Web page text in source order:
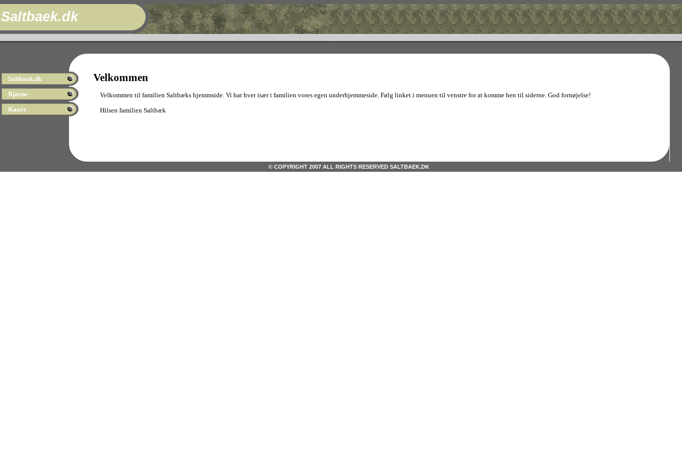
Saltbaek.dk
Saltbaek.dk
Bjarne
Kaare
Velkommen
Velkommen til familien Saltbæks hjemmside. Vi har hver især i familien vores egen underhjemmeside. Følg linket i menuen til venstre for at komme hen til siderne. God fornøjelse!
Hilsen familien Saltbæk
© COPYRIGHT 2007 ALL RIGHTS RESERVED SALTBAEK.DK